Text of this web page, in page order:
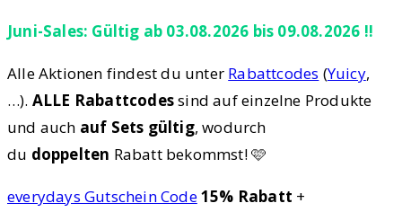
Juni-Sales: Gültig ab 03.08.2026 bis 09.08.2026 !!
Alle Aktionen findest du unter Rabattcodes (Yuicy,
…). ALLE Rabattcodessind auf einzelne Produkte
und auch auf Sets gültig, wodurch
du doppelten Rabatt bekommst! 🩷
everydays Gutschein Code15% Rabatt +